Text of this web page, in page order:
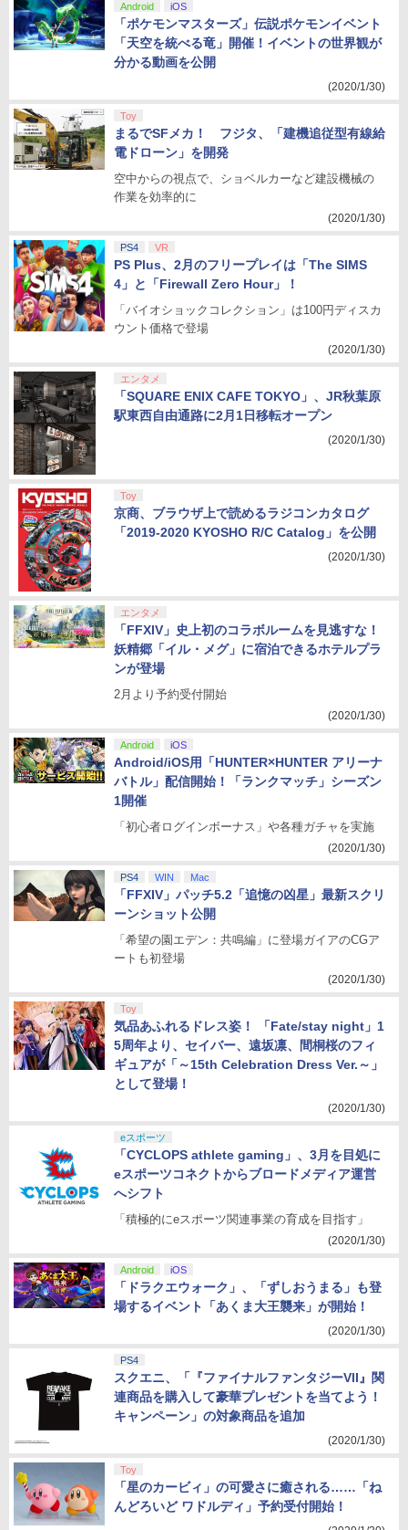
Android iOS
「ポケモンマスターズ」伝説ポケモンイベント
「天空を統べる竜」開催！イベントの世界観が
分かる動画を公開
(2020/1/30)
Toy
まるでSFメカ！ フジタ、「建機追従型有線給
電ドローン」を開発
空中からの視点で、ショベルカーなど建設機械の
作業を効率的に
(2020/1/30)
PS4 VR
PS Plus、2月のフリープレイは「The SIMS
4」と「Firewall Zero Hour」！
「バイオショックコレクション」は100円ディスカ
ウント価格で登場
(2020/1/30)
エンタメ
「SQUARE ENIX CAFE TOKYO」、JR秋葉原
駅東西自由通路に2月1日移転オープン
(2020/1/30)
Toy
京商、ブラウザ上で読めるラジコンカタログ
「2019-2020 KYOSHO R/C Catalog」を公開
(2020/1/30)
エンタメ
「FFXIV」史上初のコラボルームを見逃すな！
妖精郷「イル・メグ」に宿泊できるホテルプラ
ンが登場
2月より予約受付開始
(2020/1/30)
Android iOS
Android/iOS用「HUNTER×HUNTER アリーナ
バトル」配信開始！「ランクマッチ」シーズン
1開催
「初心者ログインボーナス」や各種ガチャを実施
(2020/1/30)
PS4 WIN Mac
「FFXIV」パッチ5.2「追憶の凶星」最新スクリ
ーンショット公開
「希望の園エデン：共鳴編」に登場ガイアのCGア
ートも初登場
(2020/1/30)
Toy
気品あふれるドレス姿！ 「Fate/stay night」1
5周年より、セイバー、遠坂凛、間桐桜のフィ
ギュアが「～15th Celebration Dress Ver.～」
として登場！
(2020/1/30)
eスポーツ
「CYCLOPS athlete gaming」、3月を目処に
eスポーツコネクトからブロードメディア運営
へシフト
「積極的にeスポーツ関連事業の育成を目指す」
(2020/1/30)
Android iOS
「ドラクエウォーク」、「ずしおうまる」も登
場するイベント「あくま大王襲来」が開始！
(2020/1/30)
PS4
スクエニ、「『ファイナルファンタジーVII』関
連商品を購入して豪華プレゼントを当てよう！
キャンペーン」の対象商品を追加
(2020/1/30)
Toy
「星のカービィ」の可愛さに癒される……「ね
んどろいど ワドルディ」予約受付開始！